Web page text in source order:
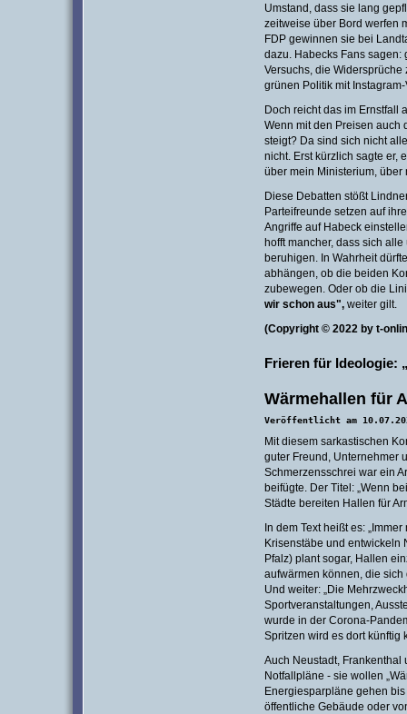
Umstand, dass sie lang
zeitweise über Bord werfen
FDP gewinnen sie bei
dazu. Habecks Fans
Versuchs, die
grünen Politik mit
Doch reicht das im Ernstfall
Wenn mit den Preisen auch
steigt? Da sind sich nicht
nicht. Erst kürzlich sagte er,
über mein Ministerium, über
Diese Debatten stößt
Parteifreunde setzen auf
Angriffe auf Habeck
hofft mancher, dass sich
beruhigen. In Wahrheit
abhängen, ob die beiden
zubewegen. Oder ob die
wir schon aus", weiter gilt.
(Copyright © 2022 by t-
Frieren für Ideologie:
Wärmehallen für
Veröffentlicht am
Mit diesem sarkastischen
guter Freund, Unternehmer
Schmerzensschrei war ein
beifügte. Der Titel: „Wenn
Städte bereiten Hallen für
In dem Text heißt es:
Krisenstäbe und
Pfalz) plant sogar, Hallen
aufwärmen können, die
Und weiter: „Die
Sportveranstaltungen,
wurde in der Corona-
Spritzen wird es dort künftig
Auch Neustadt, Frankenthal
Notfallpläne - sie wollen
Energiesparpläne gehen
öffentliche Gebäude oder